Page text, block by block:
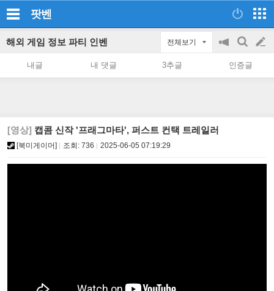
팟벤
해외 게임 정보 파티 인벤 전체보기
공
on/off
검
색
글
쓰
내글 내 댓글 3추글 인증글
[영상] 캡콤 신작 '프래그마타', 퍼스트 컨택 트레일러
[북미게이머] 조회: 736 2025-06-05 07:19:29